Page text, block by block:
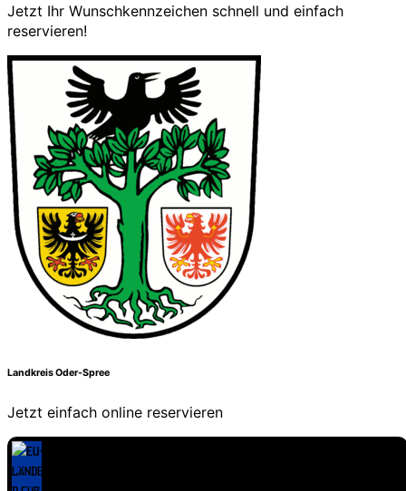
Jetzt Ihr Wunschkennzeichen schnell und einfach
reservieren!
Landkreis Oder-Spree
Jetzt einfach online reservieren